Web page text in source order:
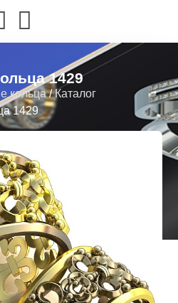
1429
кольца/Каталог
1429